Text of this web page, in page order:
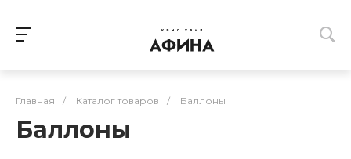
Главная / Каталог товаров / Баллоны
Баллоны